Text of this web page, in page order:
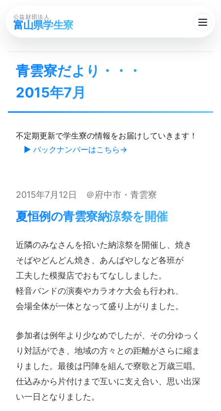
公益財団法人
富山県学生寮
青雲寮だより・・・​
2015年7月
不定期更新で学生寮の情報をお届けしていきます！
▶ バックナンバーはこちら
2015年7月12日 ＠府中市・青雲寮
夏恒例の​青雲寮納涼祭を​開催
近隣のみなさんを​招いた​納涼祭を​開催し、​焼き​
そばや​どんどん​焼き、​あんばやしなど​各班が​
工夫した​模擬店で​おもてなししました。​
軽音バンドの​演奏や​カラオケ大会も​行われ、​
会場全体が​一体と​なって​盛り​上がりました。
参加者は例年より少なめでしたが、その分ゆっく
り対話ができ、地域の方々との距離がさらに縮ま
りました。最後は円陣を組んで寮歌と万歳三唱。
仕込みから片付けまで互いに支え合い、思い出深
い一日となりました。